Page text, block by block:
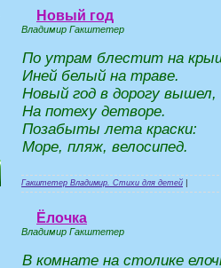
Новый год
Владимир Гакштетер
По утрам блестит на
Иней белый на траве.
Новый год в дорогу вышел,
На потеху детворе.
Позабыты лета краски:
Море, пляж, велосипед.
Гакштетер Владимир. Стихи для детей
Ёлочка
Владимир Гакштетер
В комнате на столике